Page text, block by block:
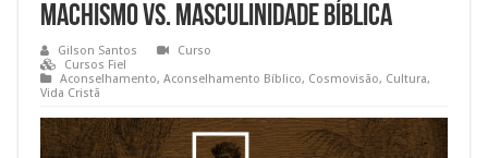
Machismo vs. Masculinidade Bíblica
Gilson Santos
Curso
Cursos Fiel
Aconselhamento,Aconselhamento Bíblico, Cosmovisão, Cultura,
Vida Cristã